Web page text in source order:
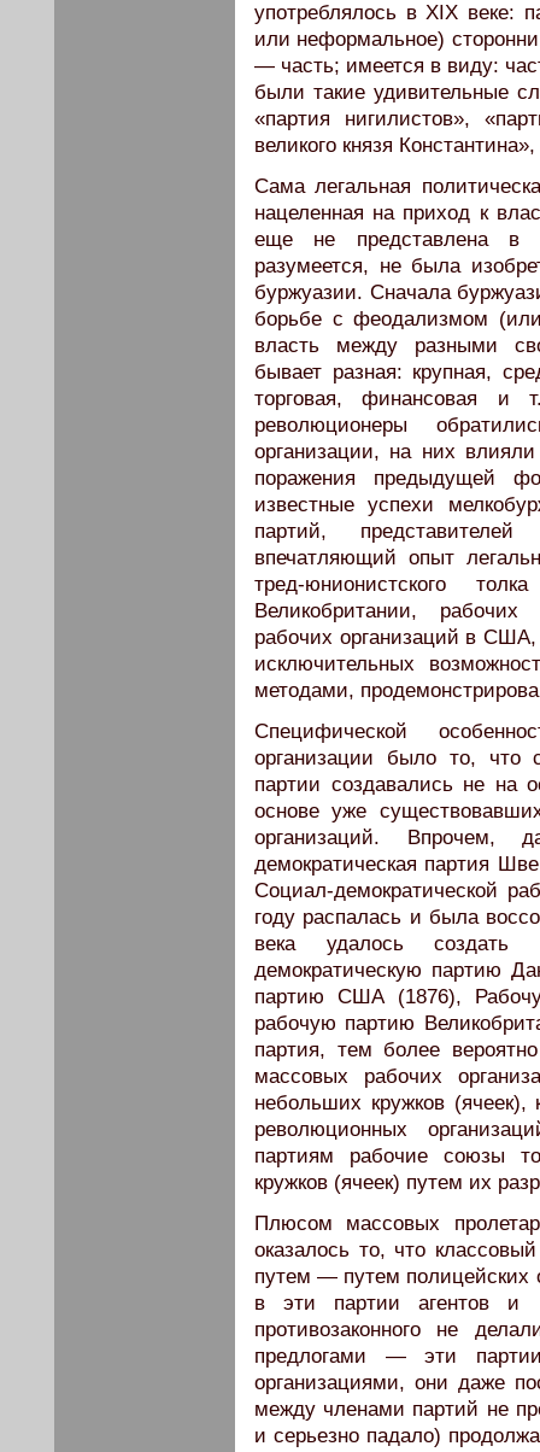
употреблялось в XIX веке:
или неформальное)
— часть; имеется в виду:
были такие удивительные
«партия нигилистов»,
великого князя
Сама легальная
нацеленная на приход к
еще не представлена в
разумеется, не была
буржуазии. Сначала
борьбе с феодализмом
власть между разными
бывает разная: крупная,
торговая, финансовая и
революционеры
организации, на них
поражения предыдущей
известные успехи
партий,
впечатляющий опыт
тред-юнионистского
Великобритании,
рабочих организаций в
исключительных
методами,
Специфической
организации было то, что
партии создавались не на
основе уже
организаций. Впрочем,
демократическая партия
Социал-демократической
году распалась и была
века удалось создать
демократическую партию
партию США (1876),
рабочую партию
партия, тем более
массовых рабочих
небольших кружков
революционных
партиям рабочие союзы
кружков (ячеек) путем их
Плюсом массовых
оказалось то, что
путем — путем полицейских
в эти партии агентов и
противозаконного не
предлогами — эти
организациями, они даже
между членами партий не
и серьезно падало)